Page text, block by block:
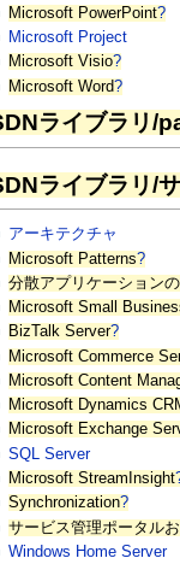
Microsoft PowerPoint?
Microsoft Project
Microsoft Visio?
Microsoft Word?
ライブラリ/
ライブラリ/
アーキテクチャ
Microsoft Patterns?
分散アプリケーション
Microsoft Small
BizTalk Server?
Microsoft Commerce
Microsoft Content
Microsoft Dynamics
Microsoft Exchange
SQL Server
Microsoft StreamInsight
Synchronization?
サービス管理ポータル
Windows Home Server